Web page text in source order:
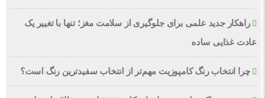
راهکار جدید علمی برای جلوگیری از سلامت مغز؛ تنها با تغییر یک
عادت غذایی ساده
چرا انتخاب رنگ کامپوزیت مهم‌تر از انتخاب سفیدترین رنگ است؟